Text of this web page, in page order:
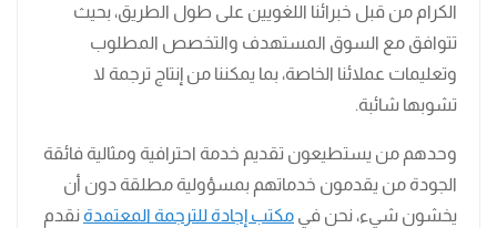
الكرام من قبل خبرائنا اللغويين على طول الطريق، بحيث
تتوافق مع السوق المستهدف والتخصص المطلوب
وتعليمات عملائنا الخاصة، بما يمكننا من إنتاج ترجمة لا
تشوبها شائبة.
وحدهم من يستطيعون تقديم خدمة احترافية ومثالية فائقة
الجودة من يقدمون خدماتهم بمسؤولية مطلقة دون أن
يخشون شيء، نحن في مكتب إجادة للترجمة المعتمدة نقدم